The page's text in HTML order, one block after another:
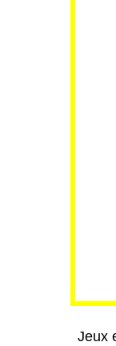
Jeux